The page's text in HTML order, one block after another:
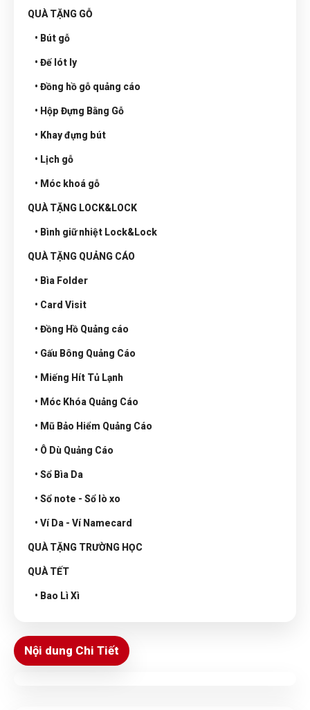
QUÀ TẶNG GỖ
• Bút gỗ
• Đế lót ly
• Đồng hồ gỗ quảng cáo
• Hộp Đựng Bằng Gỗ
• Khay đựng bút
• Lịch gỗ
• Móc khoá gỗ
QUÀ TẶNG LOCK&LOCK
• Bình giữ nhiệt Lock&Lock
QUÀ TẶNG QUẢNG CÁO
• Bìa Folder
• Card Visit
• Đồng Hồ Quảng cáo
• Gấu Bông Quảng Cáo
• Miếng Hít Tủ Lạnh
• Móc Khóa Quảng Cáo
• Mũ Bảo Hiểm Quảng Cáo
• Ô Dù Quảng Cáo
• Sổ Bìa Da
• Sổ note - Sổ lò xo
• Ví Da - Ví Namecard
QUÀ TẶNG TRƯỜNG HỌC
QUÀ TẾT
• Bao Lì Xì
Nội dung Chi Tiết